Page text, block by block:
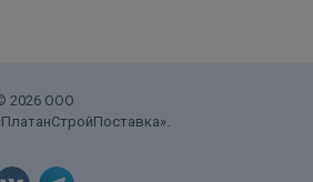
2026 ООО